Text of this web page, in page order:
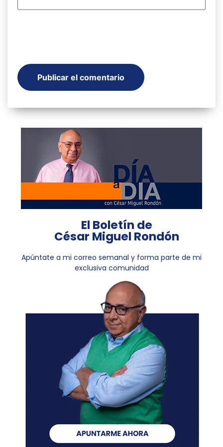
El Boletín de
César Miguel Rondón
Apúntate a mi correo semanal y forma parte de mi
exclusiva comunidad